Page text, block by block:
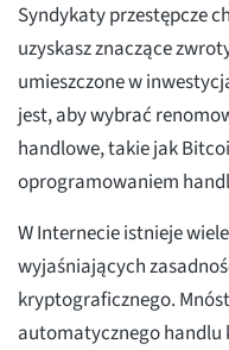
Syndykaty przestępcze
uzyskasz znaczące
umieszczone w
jest, aby wybrać
handlowe, takie jak
oprogramowaniem
W Internecie istnieje
wyjaśniających
kryptograficznego.
automatycznego